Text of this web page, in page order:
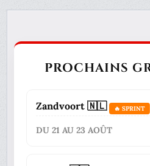
PROCHAINS
Zandvoort 🇳🇱 🔥 SPRINT
DU 21 AU 23 AOÛT